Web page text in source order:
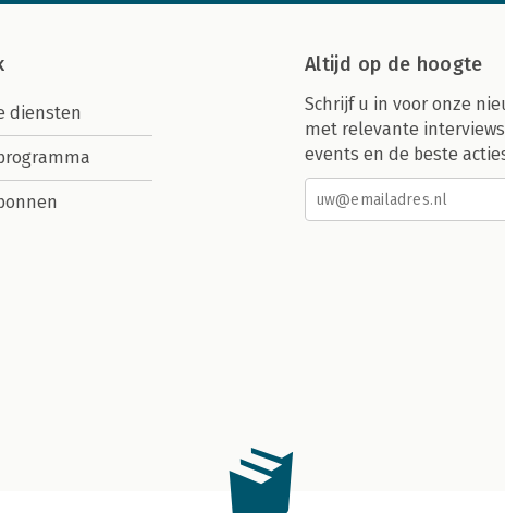
diensten
Altijd op de hoogte
Schrijf u in voor onze
met relevante
events en de beste